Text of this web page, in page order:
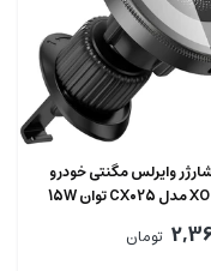
وایرلس مگنتی خودرو
تومان